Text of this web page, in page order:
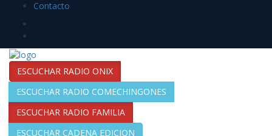
Contacto
ESCUCHAR RADIO ONIX
ESCUCHAR RADIO COMECHINGONES
ESCUCHAR RADIO FAMILIA
ESCUCHAR CADENA EDICION